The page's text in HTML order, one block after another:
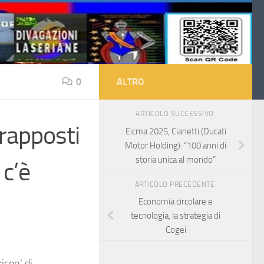
0 ALTRO
ARTICOLO SUCCESSIVO
Eicma 2025, Cianetti (Ducati
Motor Holding): “100 anni di
storia unica al mondo”
ARTICOLO PRECEDENTE
Economia circolare e
tecnologia, la strategia di
Cogei